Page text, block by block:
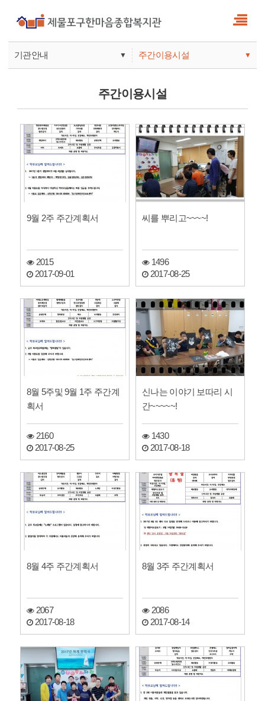
기관안내 ▼
기관안내
주간이용시설 ▼
주간보호
주간이용시설
9월 2주 주간계획서
2015
2017-09-01
씨를 뿌리고~~~~!
1496
2017-08-25
8월 5주및 9월 1주 주간계
획서
2160
2017-08-25
신나는 이야기 보따리 시
간~~~~~!
1430
2017-08-18
8월 4주 주간계획서
2067
2017-08-18
8월 3주 주간계획서
2086
2017-08-14